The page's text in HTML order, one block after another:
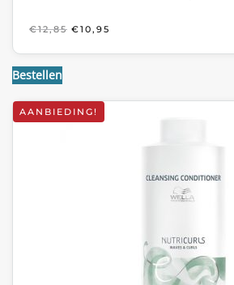
€12,85 OORSPRONKELIJKE
WAS:
€10,95
IS:
Bestellen
AANBIEDING!